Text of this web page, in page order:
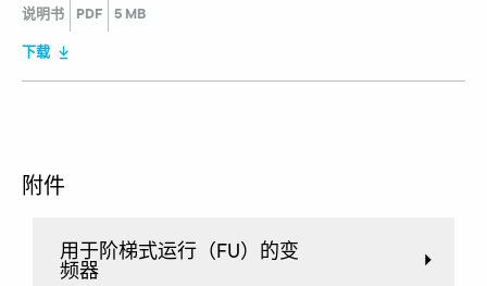
说明书 PDF 5 MB
下载
附件
用于阶梯式运行（FU）的变
频器